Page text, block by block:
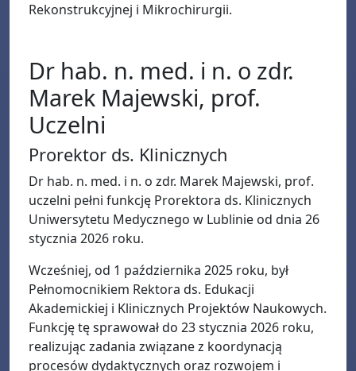
Rekonstrukcyjnej i Mikrochirurgii.
Dr hab. n. med. i n. o zdr.
Marek Majewski, prof.
Uczelni
Prorektor ds. Klinicznych
Dr hab. n. med. i n. o zdr. Marek Majewski, prof.
uczelni pełni funkcję Prorektora ds. Klinicznych
Uniwersytetu Medycznego w Lublinie od dnia 26
stycznia 2026 roku.
Wcześniej, od 1 października 2025 roku, był
Pełnomocnikiem Rektora ds. Edukacji
Akademickiej i Klinicznych Projektów Naukowych.
Funkcję tę sprawował do 23 stycznia 2026 roku,
realizując zadania związane z koordynacją
procesów dydaktycznych oraz rozwojem i